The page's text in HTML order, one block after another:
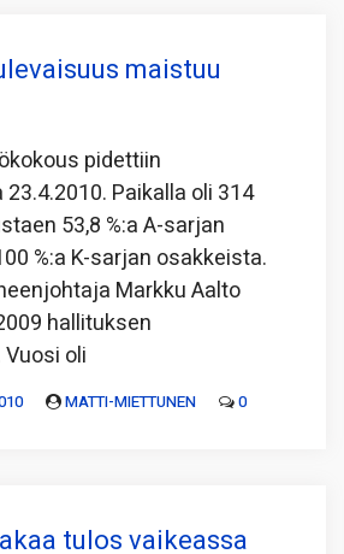
maistuu
pidettiin
Paikalla oli 314
53,8 %:a A-sarjan
%:a K-sarjan osakkeista.
Markku Aalto
hallituksen
oli
MATTI-MIETTUNEN 0
tulos vaikeassa